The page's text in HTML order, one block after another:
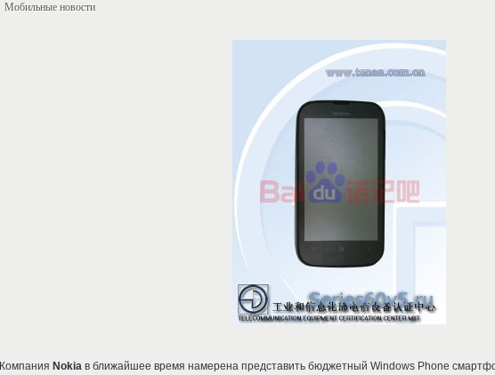
Мобильные новости
Компания Nokia в ближайшее время намерена представить бюджетный Windows Phone